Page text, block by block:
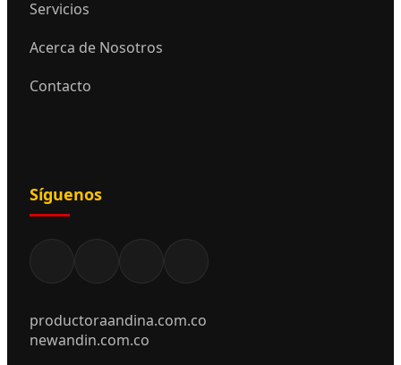
Servicios
Acerca de Nosotros
Contacto
Síguenos
productoraandina.com.co
newandin.com.co